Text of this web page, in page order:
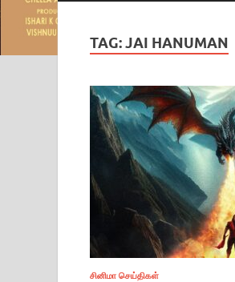
TAG:JAI HANUMAN
சினிமா செய்திகள்